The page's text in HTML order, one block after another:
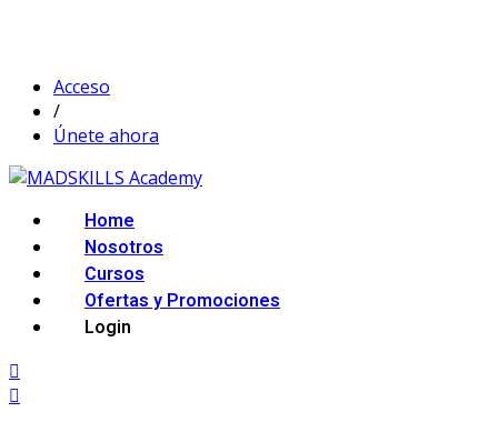
Acceso
/
Únete ahora
Home
Nosotros
Cursos
Ofertas y Promociones
Login